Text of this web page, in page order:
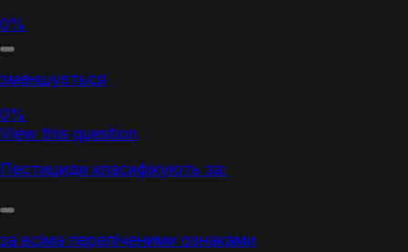
0%
зменшується
0%
View this question
Пестициди класифікують за:
за всіма переліченими ознаками